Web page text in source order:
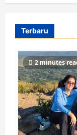
Terbaru
2 minutes